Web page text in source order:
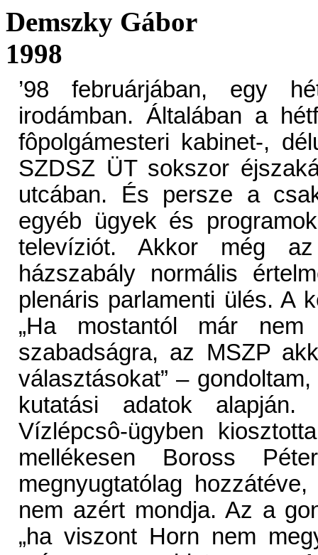
Demszky Gábor
1998
’98 februárjában, egy
irodámban. Általában a
fôpolgámesteri kabinet-,
SZDSZ ÜT sokszor
utcában. És persze a
egyéb ügyek és
televíziót. Akkor még
házszabály normális
plenáris parlamenti ülés. A
„Ha mostantól már
szabadságra, az MSZP
választásokat” –
kutatási adatok
Vízlépcsô-ügyben
mellékesen Boross
megnyugtatólag
nem azért mondja. Az a
„ha viszont Horn nem